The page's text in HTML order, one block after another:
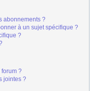
abonnements ?
à un sujet spécifique ?
?
?
jointes ?